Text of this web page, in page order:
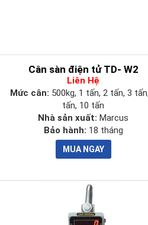
Cân sàn điện tử TD- W2
Liên Hệ
Mức cân: 500kg, 1 tấn, 2 tấn, 3
tấn, 10 tấn
Nhà sản xuất: Marcus
Bảo hành: 18 tháng